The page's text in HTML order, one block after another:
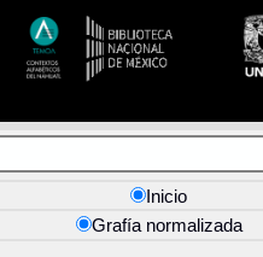
Inicio
Grafía normalizada